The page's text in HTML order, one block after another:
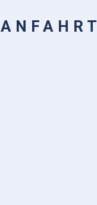
ANFAHRT